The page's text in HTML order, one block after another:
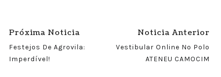
Próxima Noticia
Festejos De Agrovila:
Imperdível!
Noticia Anterior
Vestibular Online No Polo
ATENEU CAMOCIM